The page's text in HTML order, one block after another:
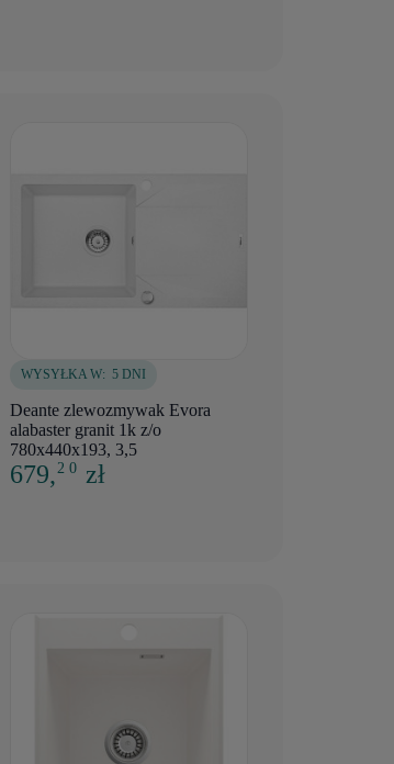
WYSYŁKA W: 5 DNI
Deante zlewozmywak Evora
alabaster granit 1k z/o
780x440x193, 3,5
679,2 0 zł